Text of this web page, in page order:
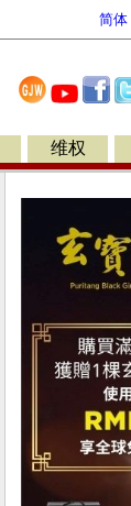
简体
维权